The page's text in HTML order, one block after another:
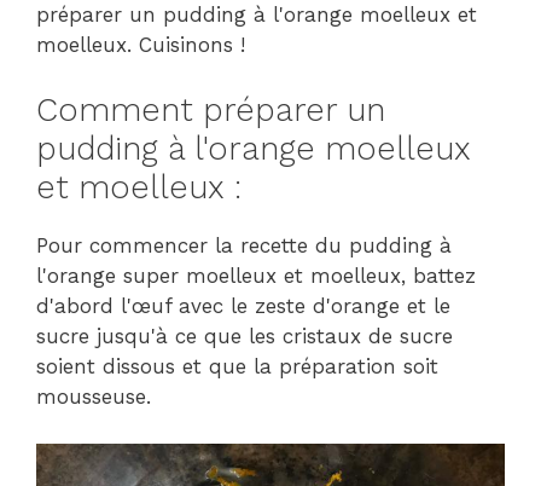
préparer un pudding à l'orange moelleux et
moelleux. Cuisinons !
Comment préparer un
pudding à l'orange moelleux
et moelleux :
Pour commencer la recette du pudding à
l'orange super moelleux et moelleux, battez
d'abord l'œuf avec le zeste d'orange et le
sucre jusqu'à ce que les cristaux de sucre
soient dissous et que la préparation soit
mousseuse.